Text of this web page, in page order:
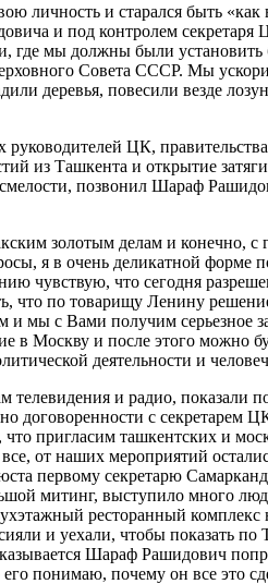
личность и старался быть
и под контролем
где мы должны были
Совета СССР. Мы
деревья, повесили везде
ЦК,
из Ташкента и открытие
позвонил Шараф
золотым делам и конечно,
я в очень деликатной форме
чувствую, что сегодня
что по товарищу Ленину
с Вами получим серьезное
в Москву и после этого можно
деятельности и
телевидения и радио, показали
договоренности с секретарем
пригласим ташкентских и
от наших мероприятий
первому секретарю
митинг, выступило много
ресторанный комплекс
и уехали, чтобы показать
Шараф Рашидович
понимаю, почему он все это